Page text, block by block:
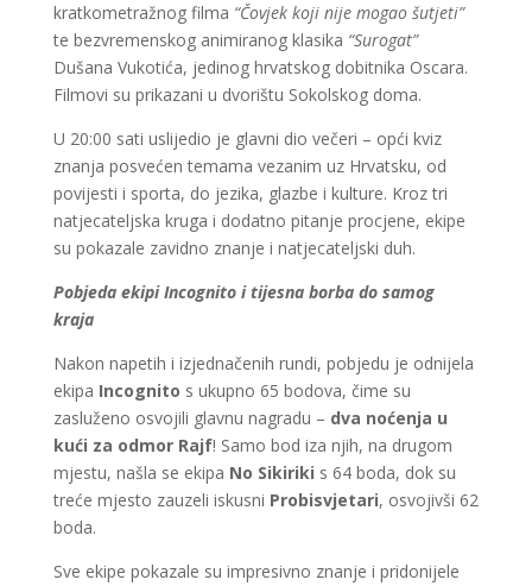
kratkometražnog filma “Čovjek koji nije mogao šutjeti”
te bezvremenskog animiranog klasika “Surogat”
Dušana Vukotića, jedinog hrvatskog dobitnika Oscara.
Filmovi su prikazani u dvorištu Sokolskog doma.
U 20:00 sati uslijedio je glavni dio večeri – opći kviz
znanja posvećen temama vezanim uz Hrvatsku, od
povijesti i sporta, do jezika, glazbe i kulture. Kroz tri
natjecateljska kruga i dodatno pitanje procjene, ekipe
su pokazale zavidno znanje i natjecateljski duh.
Pobjeda ekipi Incognito i tijesna borba do samog
kraja
Nakon napetih i izjednačenih rundi, pobjedu je odnijela
ekipa Incognito s ukupno 65 bodova, čime su
zasluženo osvojili glavnu nagradu – dva noćenja u
kući za odmor Rajf! Samo bod iza njih, na drugom
mjestu, našla se ekipa No Sikiriki s 64 boda, dok su
treće mjesto zauzeli iskusni Probisvjetari, osvojivši 62
boda.
Sve ekipe pokazale su impresivno znanje i pridonijele